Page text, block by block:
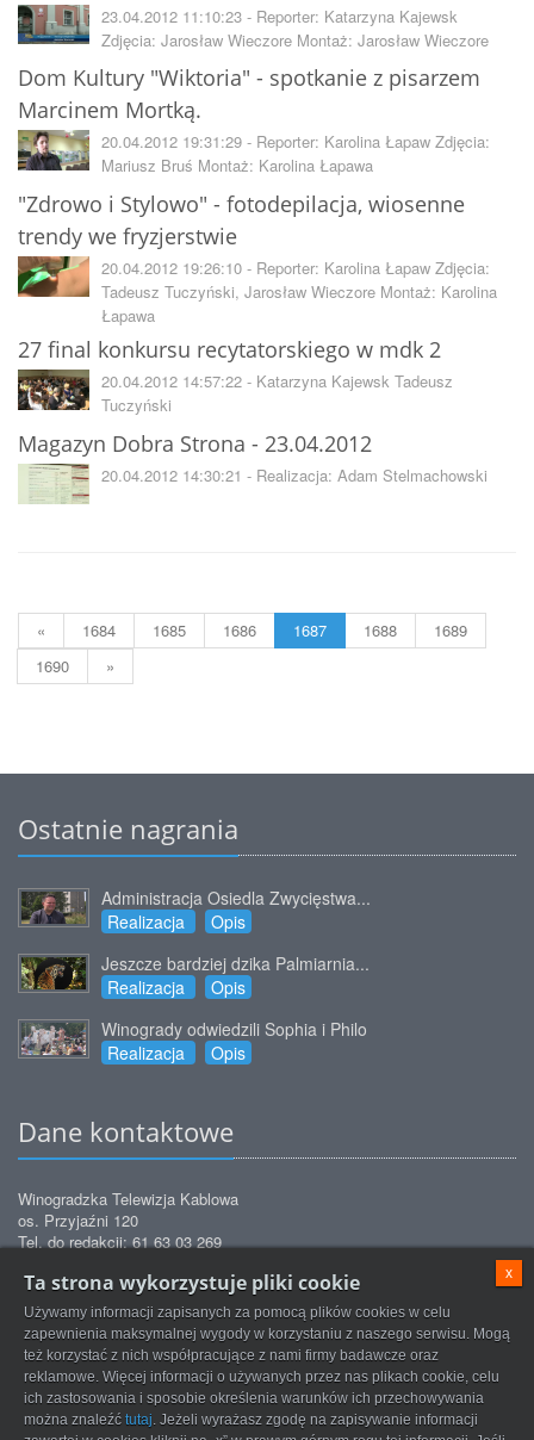
23.04.2012 11:10:23 - Reporter: Katarzyna Kajewsk
Zdjęcia: Jarosław Wieczore Montaż: Jarosław Wieczore
Dom Kultury "Wiktoria" - spotkanie z pisarzem
Marcinem Mortką.
20.04.2012 19:31:29 - Reporter: Karolina Łapaw Zdjęcia:
Mariusz Bruś Montaż: Karolina Łapawa
"Zdrowo i Stylowo" - fotodepilacja, wiosenne
trendy we fryzjerstwie
20.04.2012 19:26:10 - Reporter: Karolina Łapaw Zdjęcia:
Tadeusz Tuczyński, Jarosław Wieczore Montaż: Karolina
Łapawa
27 final konkursu recytatorskiego w mdk 2
20.04.2012 14:57:22 - Katarzyna Kajewsk Tadeusz
Tuczyński
Magazyn Dobra Strona - 23.04.2012
20.04.2012 14:30:21 - Realizacja: Adam Stelmachowski
« 1684 1685 1686 1687 1688
1689
1690
»
Ostatnie nagrania
Administracja Osiedla Zwycięstwa...
Realizacja
Opis
Jeszcze bardziej dzika Palmiarnia...
Realizacja
Opis
Winogrady odwiedzili Sophia i Philo
Realizacja
Opis
Dane kontaktowe
Winogradzka Telewizja Kablowa
os. Przyjaźni 120
Tel. do redakcji: 61 63 03 269
Tel. do biura obsługi: 61 63 03 272
Tel. do serwisu: 61 63 03 872
Email:redakcja@tvkwinogrady.pl
Ta strona wykorzystuje pliki cookie
Używamy informacji zapisanych za pomocą plików cookies w celu
zapewnienia maksymalnej wygody w korzystaniu z naszego serwisu. Mogą
też korzystać z nich współpracujące z nami firmy badawcze oraz
reklamowe. Więcej informacji o używanych przez nas plikach cookie, celu
ich zastosowania i sposobie określenia warunków ich przechowywania
można znaleźć tutaj. Jeżeli wyrażasz zgodę na zapisywanie informacji
x